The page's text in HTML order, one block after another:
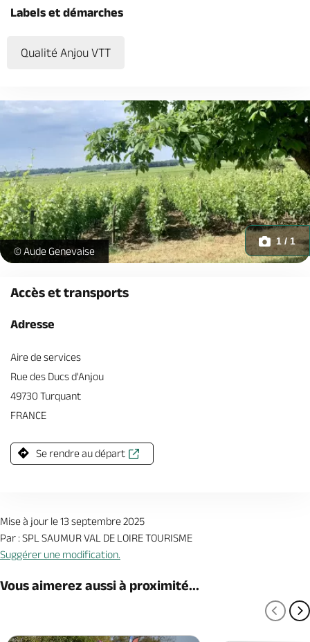
Labels et démarches
Qualité Anjou VTT
Circuit VTT Vignes et coteaux du Saumur-Champigny - _1 -
© Aude Genevaise
1 / 1
Accès et transports
Adresse
Aire de services
Rue des Ducs d'Anjou
49730 Turquant
FRANCE
Se rendre au départ
Mise à jour le 13 septembre 2025
Par : SPL SAUMUR VAL DE LOIRE TOURISME
Suggérer une modification.
Vous aimerez aussi à proximité...